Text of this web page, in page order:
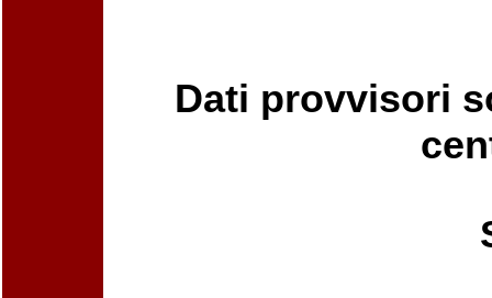
Dati provvisori